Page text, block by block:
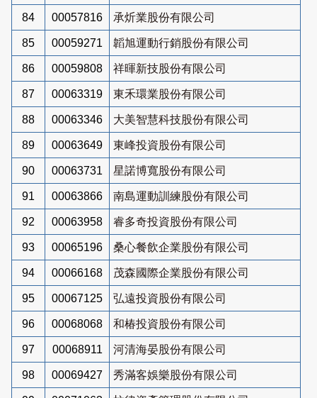
84 00057816 承炘業股份有限公司
85 00059271 韜旭運動行銷股份有限公司
86 00059808 祥暉新技股份有限公司
87 00063319 東禾環業股份有限公司
88 00063346 大美智慧科技股份有限公司
89 00063649 東峰投資股份有限公司
90 00063731 星諾博寬股份有限公司
91 00063866 南島運動訓練股份有限公司
92 00063958 睿多奇投資股份有限公司
93 00065196 桑心餐飲企業股份有限公司
94 00066168 茂森國際企業股份有限公司
95 00067125 弘遠投資股份有限公司
96 00068068 和椿投資股份有限公司
97 00068911 河清海晏股份有限公司
98 00069427 秀滿客娛樂股份有限公司